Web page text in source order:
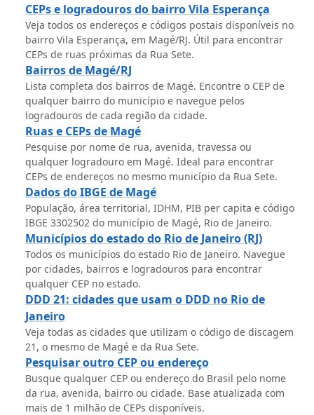
CEPs e logradouros do bairro Vila Esperança
Veja todos os endereços e códigos postais disponíveis no
bairro Vila Esperança, em Magé/RJ. Útil para encontrar
CEPs de ruas próximas da Rua Sete.
Bairros de Magé/RJ
Lista completa dos bairros de Magé. Encontre o CEP de
qualquer bairro do município e navegue pelos
logradouros de cada região da cidade.
Ruas e CEPs de Magé
Pesquise por nome de rua, avenida, travessa ou
qualquer logradouro em Magé. Ideal para encontrar
CEPs de endereços no mesmo município da Rua Sete.
Dados do IBGE de Magé
População, área territorial, IDHM, PIB per capita e código
IBGE 3302502 do município de Magé, Rio de Janeiro.
Municípios do estado do Rio de Janeiro (RJ)
Todos os municípios do estado Rio de Janeiro. Navegue
por cidades, bairros e logradouros para encontrar
qualquer CEP no estado.
DDD 21: cidades que usam o DDD no Rio de
Janeiro
Veja todas as cidades que utilizam o código de discagem
21, o mesmo de Magé e da Rua Sete.
Pesquisar outro CEP ou endereço
Busque qualquer CEP ou endereço do Brasil pelo nome
da rua, avenida, bairro ou cidade. Base atualizada com
mais de 1 milhão de CEPs disponíveis.